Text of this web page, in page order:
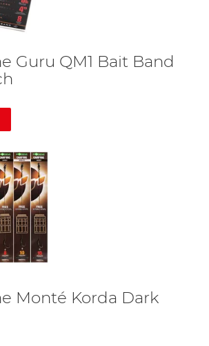
Guru QM1 Bait Band
Monté Korda Dark